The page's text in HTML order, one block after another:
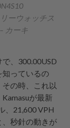
ーウォッチス
カーキ
、300.00USD
っているの
の時、これ以
が最新
、21,600 VPH
秒針の動きが